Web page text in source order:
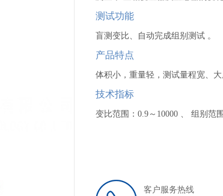
测试功能
盲测变比、自动完成组别测试 。
产品特点
体积小，重量轻，测试量程宽、
技术指标
变比范围：0.9～10000 、 组别范
客户服务热线